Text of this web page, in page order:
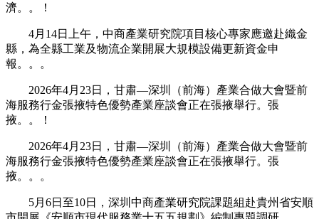
濟。。！
4月14日上午，中商產業研究院項目核心專家應邀赴織金
縣，為全縣工業及物流企業開展大規模設備更新資金申
報。。。
2026年4月23日，甘肅—深圳（前海）產業合做大會暨前
海服務行金張掖特色優勢產業座談會正在張掖舉行。張
掖。。！
2026年4月23日，甘肅—深圳（前海）產業合做大會暨前
海服務行金張掖特色優勢產業座談會正在張掖舉行。張
掖。。。
5月6日至10日，深圳中商產業研究院課題組赴貴州省安順